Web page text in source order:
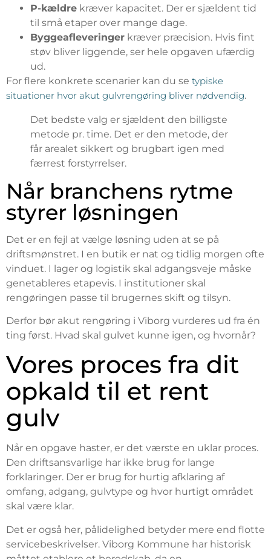
P-kældre kræver kapacitet. Der er sjældent tid
til små etaper over mange dage.
Byggeafleveringer kræver præcision. Hvis fint
støv bliver liggende, ser hele opgaven ufærdig
ud.
For flere konkrete scenarier kan du se typiske
situationer hvor akut gulvrengøring bliver nødvendig.
Det bedste valg er sjældent den billigste
metode pr. time. Det er den metode, der
får arealet sikkert og brugbart igen med
færrest forstyrrelser.
Når branchens rytme
styrer løsningen
Det er en fejl at vælge løsning uden at se på
driftsmønstret. I en butik er nat og tidlig morgen ofte
vinduet. I lager og logistik skal adgangsveje måske
genetableres etapevis. I institutioner skal
rengøringen passe til brugernes skift og tilsyn.
Derfor bør akut rengøring i Viborg vurderes ud fra én
ting først. Hvad skal gulvet kunne igen, og hvornår?
Vores proces fra dit
opkald til et rent
gulv
Når en opgave haster, er det værste en uklar proces.
Den driftsansvarlige har ikke brug for lange
forklaringer. Der er brug for hurtig afklaring af
omfang, adgang, gulvtype og hvor hurtigt området
skal være klar.
Det er også her, pålidelighed betyder mere end flotte
servicebeskrivelser. Viborg Kommune har historisk